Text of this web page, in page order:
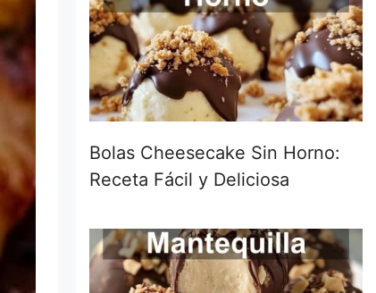
Bolas Cheesecake Sin Horno:
Receta Fácil y Deliciosa